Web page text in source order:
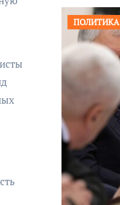
ПОЛИТИКА